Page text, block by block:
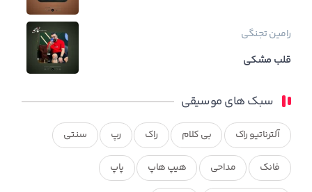
رامین تجنگی
قلب مشکی
سبک های موسیقی
آلترناتیو راک بی کلام راک رپ سنتی
فانک مداحی هیپ هاپ پاپ